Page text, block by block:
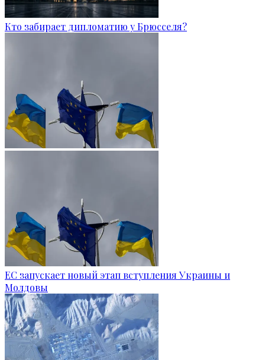
Кто забирает дипломатию у Брюсселя?
ЕС запускает новый этап вступления Украины и
Молдовы